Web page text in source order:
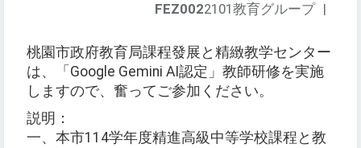
FEZ0022101教育グループ |
桃園市政府教育局課程發展と精緻教学センター
は、「Google Gemini AI認定」教師研修を実施
しますので、奮ってご参加ください。
説明：
一、本市114学年度精進高級中等学校課程と教